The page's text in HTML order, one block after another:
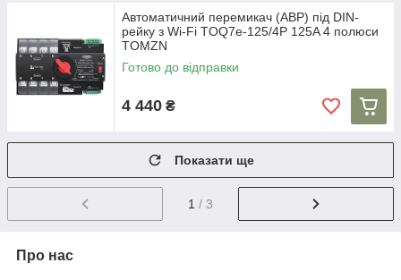
Автоматичний перемикач (АВР) під DIN-
рейку з Wi-Fi TOQ7e-125/4P 125A 4 полюси
TOMZN
Готово до відправки
4 440 ₴
Показати ще
1 / 3
Про нас